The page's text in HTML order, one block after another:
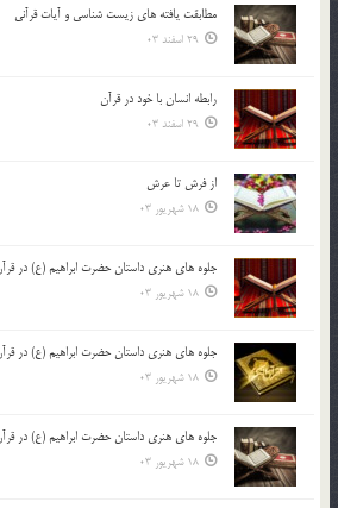
مطابقت یافته های زیست شناسی و آیات قرآنی
29 اسفند 03
رابطه انسان با خود در قرآن
29 اسفند 03
از فرش تا عرش
18 شهریور 03
جلوه هاي هنري داستان حضرت ابراهيم (ع) در
18 شهریور 03
جلوه هاي هنري داستان حضرت ابراهيم (ع) در
18 شهریور 03
جلوه هاي هنري داستان حضرت ابراهيم (ع) در
18 شهریور 03